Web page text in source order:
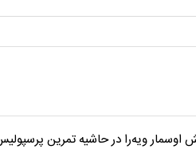
ویه‌را در حاشیه تمرین